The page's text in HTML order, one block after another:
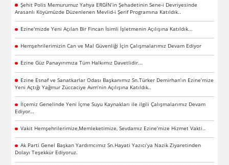
Şehit Polis Memurumuz Yahya ERGİN’in Şehadetinin Sene-i Devriyesinde
Arasanlı Köyümüzde Düzenlenen Mevlid-i Şerif Programına Katıldık..
Ezine'mizde Yeni Açılan Bir Fincan İsimli İşletmenin Açılışına Katıldık...
Hemşehrilerimizin Can ve Mal Güvenliği İçin Çalışmalarımız Devam Ediyor
Ezine Güz Panayırımıza Tüm Halkımız Davetlidir...
Ezine Esnaf ve Sanatkarlar Odası Başkanımız Sn.Türker Demirhan’ın Ezine’mize
Yeni Açtığı Yağmur Züccaciye Avm’nin Açılışına Katıldık..
İlçemiz Genelinde Yeni İçme Suyu Kaynakları ile ilgili Çalışmalarımız Devam
Ediyor…
Vakit Hemşehrilerimize,Memleketimize, Sevdamız Ezine’mize Hizmet Vakti..
Ak Parti Genel Başkan Yardımcımız Sn.Hayati Yazıcı’ya Nazik Ziyaretinden
Dolayı Teşekkür Ediyoruz.